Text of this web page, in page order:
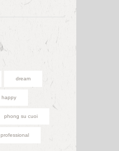
dream
happy
phong su cuoi
professional